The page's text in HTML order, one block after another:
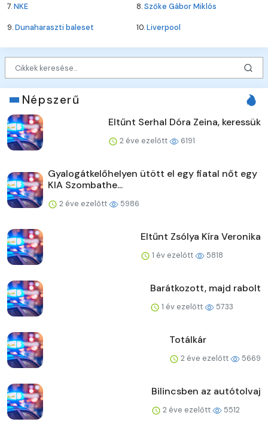
7.NKE 8.Szőke Gábor Miklós
9.Dunaharaszti baleset 10.Liverpool
Népszerű
Eltűnt Serhal Dóra Zeina, keressük
2 éve ezelőtt 6191
Gyalogátkelőhelyen ütött el egy fiatal nőt egy
KIA Szombathe...
2 éve ezelőtt 5986
Eltűnt Zsólya Kíra Veronika
1 év ezelőtt 5818
Barátkozott, majd rabolt
1 év ezelőtt 5733
Totálkár
2 éve ezelőtt 5669
Bilincsben az autótolvaj
2 éve ezelőtt 5512